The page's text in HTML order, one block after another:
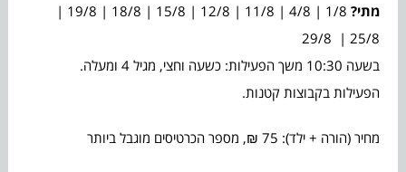
מתי?
1/8 | ​4/8 | 11/8 | 12/8 | 15/8 | 18/8 | 19/8 |
25/8 | 29/8
בשעה 10:30 משך הפעילות: כשעה וחצי, מגיל 4 ומעלה.
הפעילות בקבוצות קטנות.
מחיר (הורה + ילד): 75 ₪, מספר הכרטיסים מוגבל ביותר